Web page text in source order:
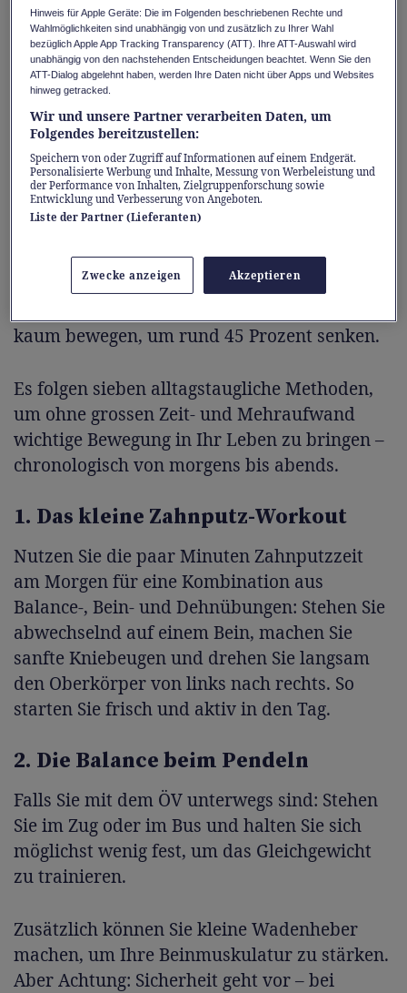
Das BAG empfiehlt Erwachsenen, sich
mindestens zweieinhalb Stunden pro Woche
bei mittlerer Intensität oder 75 Minuten bei
Studien haben gezeigt, dass diese
Bewegungseinheiten auch in Form kleiner
Impulse oder kurzen, intensiven Aktivitäten
erzielen. Drei- bis vierminütige Bewegungs-
Snacks konnten das Risiko für
kaum bewegen, um rund 45 Prozent senken.
Es folgen sieben alltagstaugliche Methoden,
um ohne grossen Zeit- und Mehraufwand
wichtige Bewegung in Ihr Leben zu bringen –
chronologisch von morgens bis abends.
1. Das kleine Zahnputz-Workout
Nutzen Sie die paar Minuten Zahnputzzeit
am Morgen für eine Kombination aus
Balance-, Bein- und Dehnübungen: Stehen Sie
abwechselnd auf einem Bein, machen Sie
sanfte Kniebeugen und drehen Sie langsam
den Oberkörper von links nach rechts. So
starten Sie frisch und aktiv in den Tag.
2. Die Balance beim Pendeln
Falls Sie mit dem ÖV unterwegs sind: Stehen
Sie im Zug oder im Bus und halten Sie sich
möglichst wenig fest, um das Gleichgewicht
zu trainieren.
Zusätzlich können Sie kleine Wadenheber
machen, um Ihre Beinmuskulatur zu stärken.
Aber Achtung: Sicherheit geht vor – bei
Hinweis für Apple Geräte: Die im Folgenden beschriebenen Rechte und
Wahlmöglichkeiten sind unabhängig von und zusätzlich zu Ihrer Wahl
bezüglich Apple App Tracking Transparency (ATT). Ihre ATT-Auswahl wird
unabhängig von den nachstehenden Entscheidungen beachtet. Wenn Sie den
ATT-Dialog abgelehnt haben, werden Ihre Daten nicht über Apps und Websites
hinweg getracked.
Wir und unsere Partner verarbeiten Daten, um
Folgendes bereitzustellen:
Speichern von oder Zugriff auf Informationen auf einem Endgerät.
Personalisierte Werbung und Inhalte, Messung von Werbeleistung und
der Performance von Inhalten, Zielgruppenforschung sowie
Entwicklung und Verbesserung von Angeboten.
Liste der Partner (Lieferanten)
Zwecke anzeigen Akzeptieren